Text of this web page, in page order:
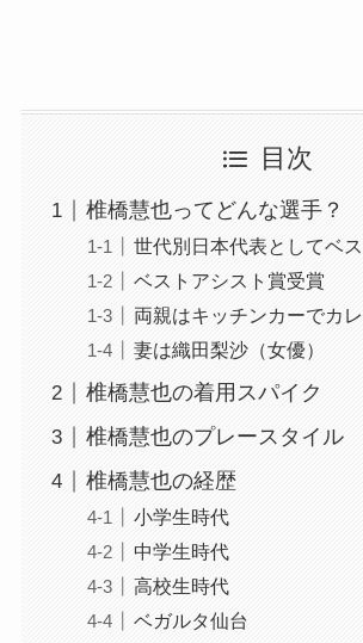
目次
椎橋慧也ってどんな選手？
世代別日本代表としてベ
ベストアシスト賞受賞
両親はキッチンカーでカ
妻は織田梨沙（女優）
椎橋慧也の着用スパイク
椎橋慧也のプレースタイル
椎橋慧也の経歴
小学生時代
中学生時代
高校生時代
ベガルタ仙台